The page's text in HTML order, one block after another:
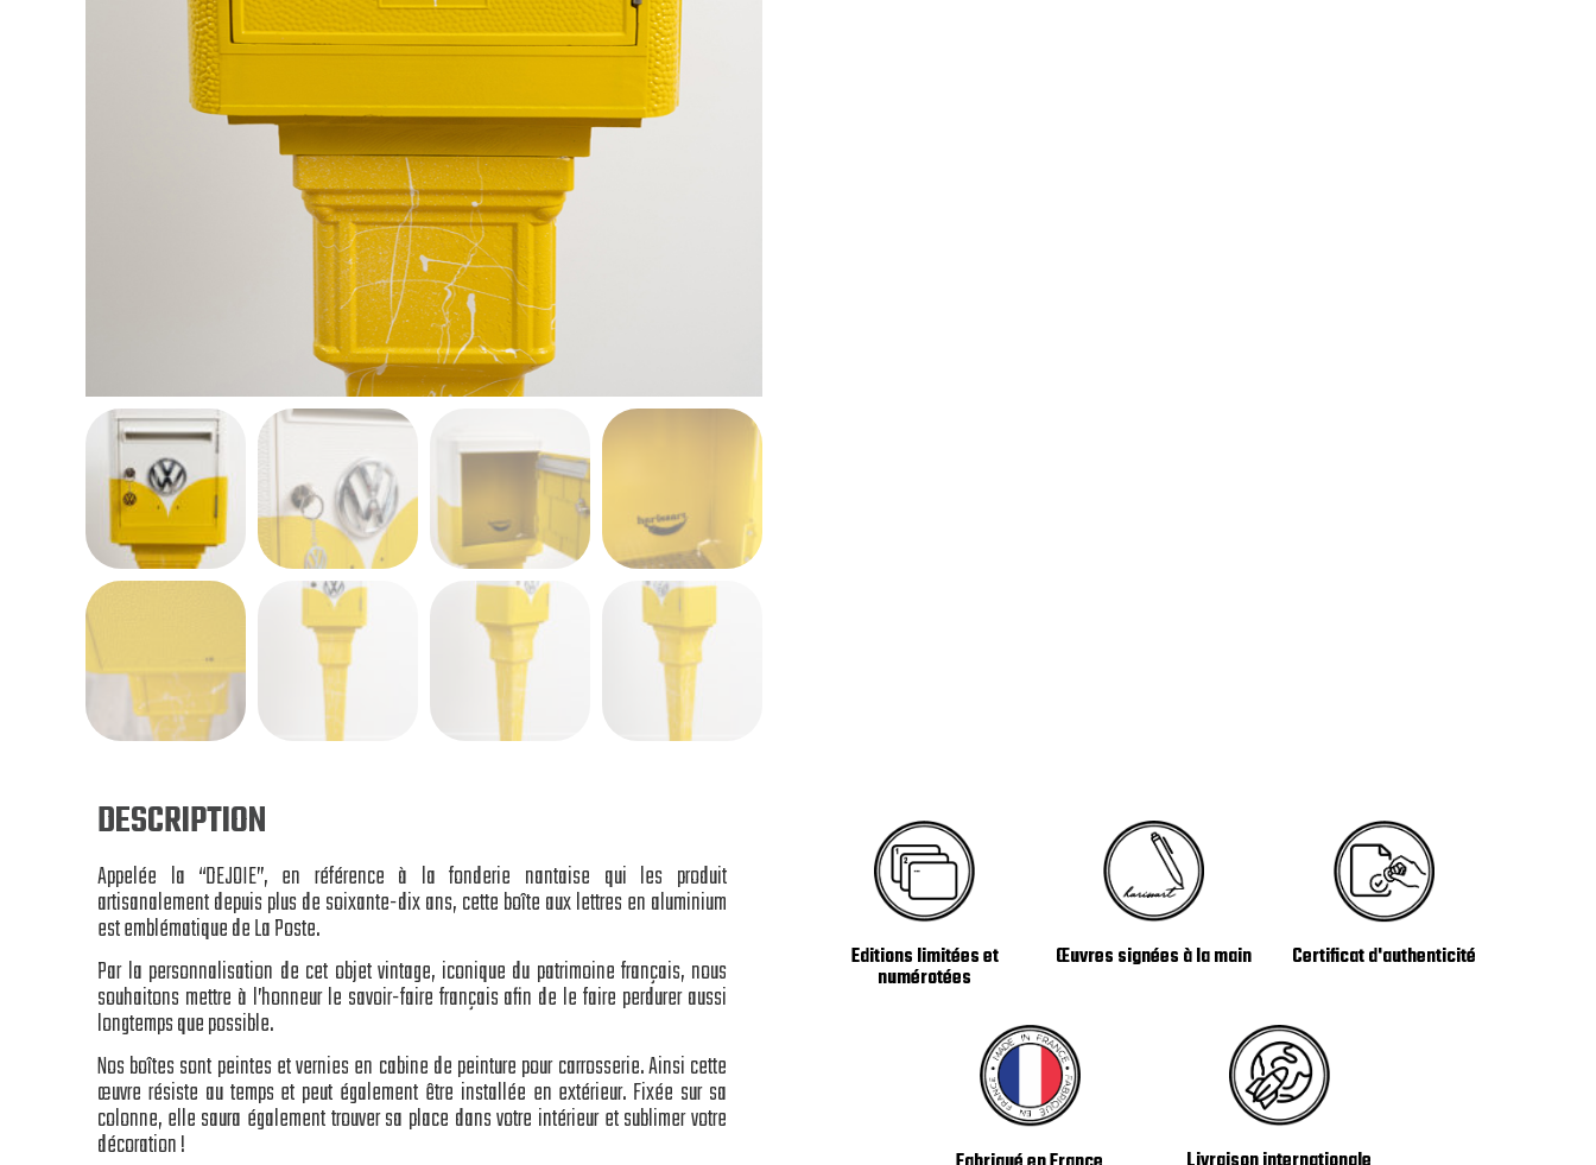
DESCRIPTION
Appelée la “DEJOIE”, en référence à la fonderie nantaise qui les produit
artisanalement depuis plus de soixante-dix ans, cette boîte aux lettres en aluminium
est emblématique de La Poste.
Par la personnalisation de cet objet vintage, iconique du patrimoine français, nous
souhaitons mettre à l’honneur le savoir-faire français afin de le faire perdurer aussi
longtemps que possible.
Nos boîtes sont peintes et vernies en cabine de peinture pour carrosserie. Ainsi cette
œuvre résiste au temps et peut également être installée en extérieur. Fixée sur sa
colonne, elle saura également trouver sa place dans votre intérieur et sublimer votre
décoration !
Editions limitées et
numérotées
Œuvres signées à la main Certificat d'authenticité